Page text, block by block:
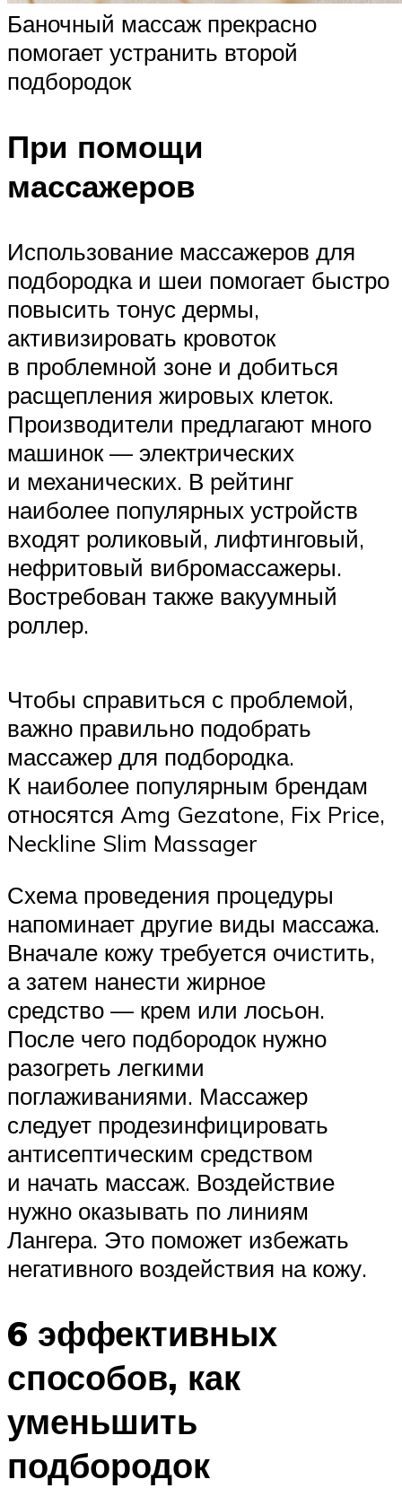
Баночный массаж прекрасно
помогает устранить второй
подбородок
При помощи
массажеров
Использование массажеров для
подбородка и шеи помогает быстро
повысить тонус дермы,
активизировать кровоток
в проблемной зоне и добиться
расщепления жировых клеток.
Производители предлагают много
машинок — электрических
и механических. В рейтинг
наиболее популярных устройств
входят роликовый, лифтинговый,
нефритовый вибромассажеры.
Востребован также вакуумный
роллер.
Чтобы справиться с проблемой,
важно правильно подобрать
массажер для подбородка.
К наиболее популярным брендам
относятся Amg Gezatone, Fix Price,
Neckline Slim Massager
Схема проведения процедуры
напоминает другие виды массажа.
Вначале кожу требуется очистить,
а затем нанести жирное
средство — крем или лосьон.
После чего подбородок нужно
разогреть легкими
поглаживаниями. Массажер
следует продезинфицировать
антисептическим средством
и начать массаж. Воздействие
нужно оказывать по линиям
Лангера. Это поможет избежать
негативного воздействия на кожу.
6 эффективных
способов, как
уменьшить
подбородок